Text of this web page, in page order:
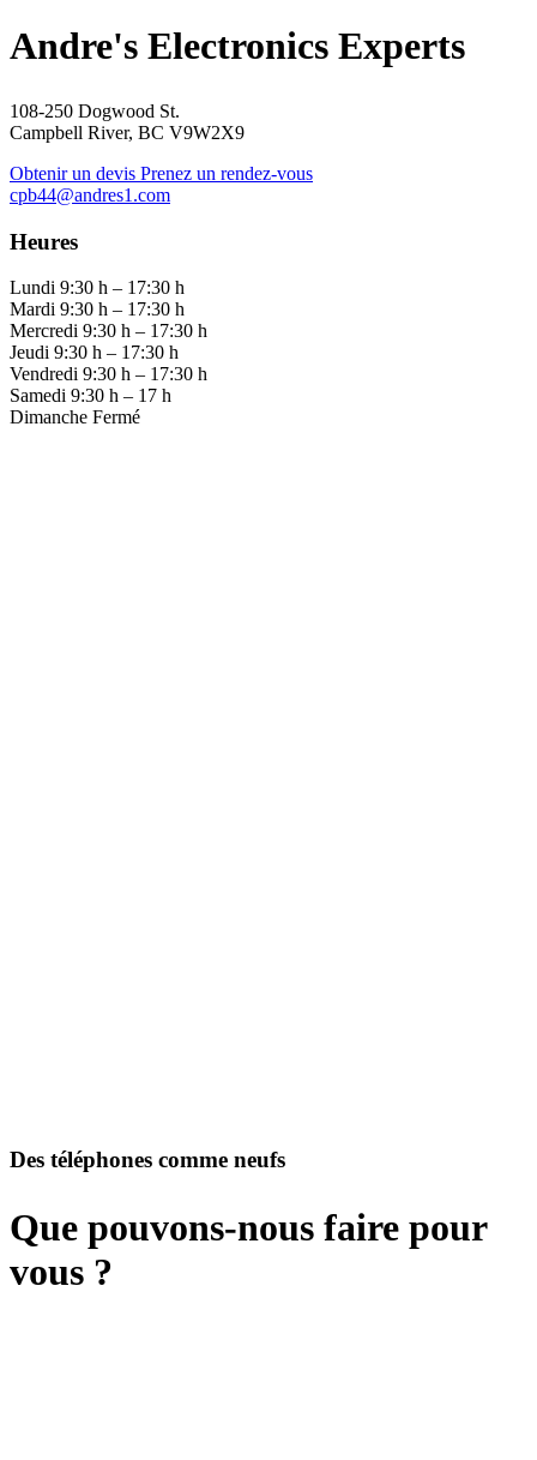
Andre's Electronics Experts
108-250 Dogwood St.
Campbell River, BC V9W2X9
Obtenir un devis Prenez un rendez-vous
cpb44@andres1.com
Heures
Lundi 9:30 h – 17:30 h
Mardi 9:30 h – 17:30 h
Mercredi 9:30 h – 17:30 h
Jeudi 9:30 h – 17:30 h
Vendredi 9:30 h – 17:30 h
Samedi 9:30 h – 17 h
Dimanche Fermé
Des téléphones comme neufs
Que pouvons-nous faire pour
vous ?